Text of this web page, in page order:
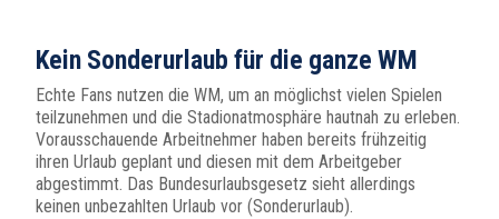
Kein Sonderurlaub für die ganze WM
Echte Fans nutzen die WM, um an möglichst vielen Spielen
teilzunehmen und die Stadionatmosphäre hautnah zu erleben.
Vorausschauende Arbeitnehmer haben bereits frühzeitig
ihren Urlaub geplant und diesen mit dem Arbeitgeber
abgestimmt. Das Bundesurlaubsgesetz sieht allerdings
keinen unbezahlten Urlaub vor (Sonderurlaub).